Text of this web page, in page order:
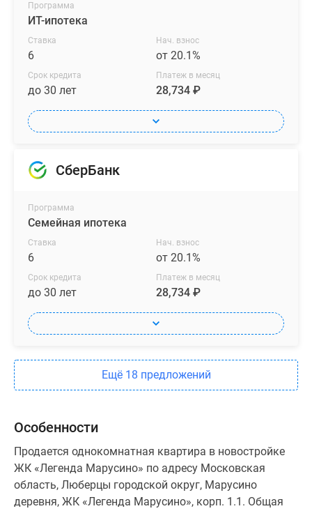
Программа
ИТ-ипотека
Ставка
6
Нач. взнос
от 20.1%
Срок кредита
до 30 лет
Платеж в месяц
28,734 ₽
СберБанк
Программа
Семейная ипотека
Ставка
6
Нач. взнос
от 20.1%
Срок кредита
до 30 лет
Платеж в месяц
28,734 ₽
Ещё 18 предложений
Особенности
Продается однокомнатная квартира в новостройке
ЖК «Легенда Марусино» по адресу Московская
область, Люберцы городской округ, Марусино
деревня, ЖК «Легенда Марусино», корп. 1.1. Общая